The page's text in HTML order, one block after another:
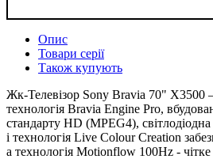
Опис
Товари серії
Також купують
Жк-Телевізор Sony Bravia 70" X3500
технологія Bravia Engine Pro,
стандарту HD (MPEG4),
і технологія Live Colour Creation
а технологія Motionflow 100Hz -